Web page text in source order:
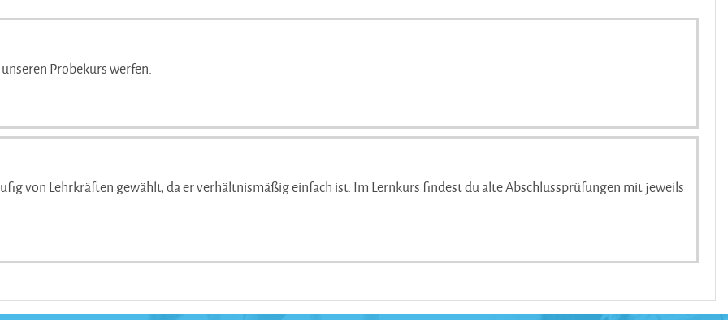
Probekurs werfen.
" .
von Lehrkräften gewählt, da er verhältnismäßig einfach ist. Im Lernkurs findest du alte Abschlussprüfungen mit jeweils